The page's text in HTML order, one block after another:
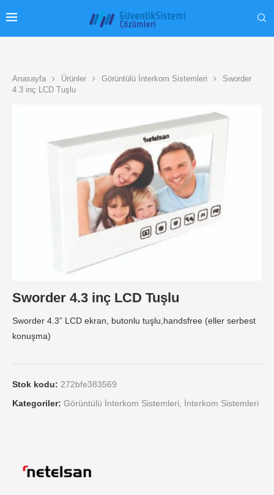
Anasayfa Ürünler Görüntülü İnterkom Sistemleri
Sworder
4.3 inç LCD Tuşlu
Sworder 4.3 inç LCD Tuşlu
Sworder 4.3” LCD ekran, butonlu tuşlu,handsfree (eller serbest
konuşma)
Stok kodu: 272bfe383569
Kategoriler: Görüntülü İnterkom Sistemleri İnterkom Sistemleri